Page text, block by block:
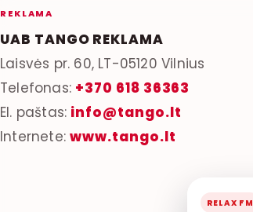
REKLAMA
UAB TANGO REKLAMA
Laisvės pr. 60, LT-05120 Vilnius
Telefonas: +370 618 36363
El. paštas: info@tango.lt
Internete:www.tango.lt
RELAX FM